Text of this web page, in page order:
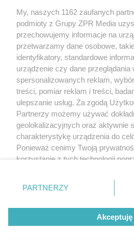
My, naszych 1162 zaufanych
podmioty z Grupy ZPR Media
przechowujemy informacje na
przetwarzamy dane osobowe,
identyfikatory, standardowe
urządzenie czy dane przeglądania
spersonalizowanych reklam,
treści, pomiar reklam i treści,
ulepszanie usług. Za zgodą
Partnerzy możemy używać
geolokalizacyjnych oraz aktywnie
charakterystykę urządzenia do
Ponieważ cenimy Twoją
korzystanie z tych technologii
zmienić/wycofać klikając przycisk
znajdujący się w lewym dolnym
rodzaje przetwarzania danych nie
użytkownika, ale masz prawo
przetwarzaniu. Preferencje będą
PARTNERZY
Akceptuję